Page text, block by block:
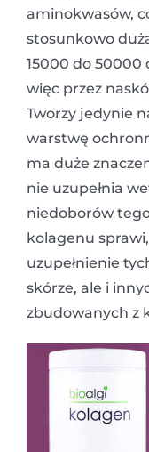
aminokwasów,
stosunkowo
15000 do 50000
więc przez
Tworzy jedynie
warstwę
ma duże
nie uzupełnia
niedoborów
kolagenu
uzupełnienie
skórze, ale i
zbudowanych z